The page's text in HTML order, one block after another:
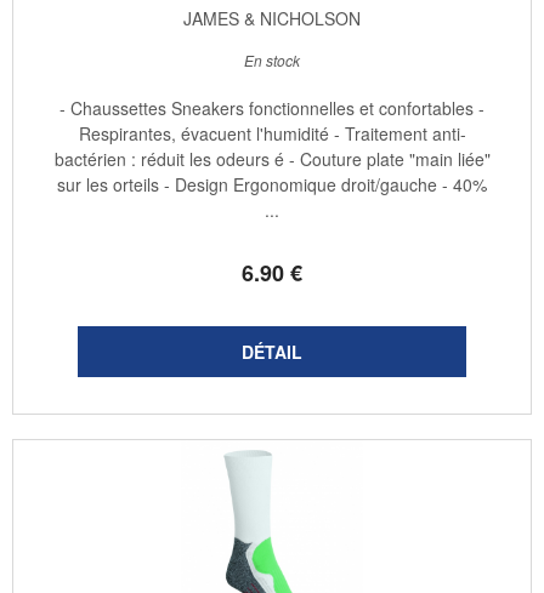
JAMES & NICHOLSON
6.90€
En stock
- Chaussettes Sneakers fonctionnelles et confortables -
Respirantes, évacuent l'humidité - Traitement anti-
bactérien : réduit les odeurs é - Couture plate "main liée"
sur les orteils - Design Ergonomique droit/gauche - 40%
...